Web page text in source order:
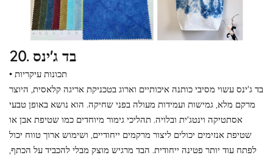
20. בד ג'ינס
• תכונות עיקריות
בד ג'ינס עשוי מסיבי כותנה איכותיים וארוג בטכניקת אריגה קלאסית, היוצר
מרקם מלא, גמישות ועמידות מעולה בפני שחיקה. הוא נושא באופן טבעי
אסתטיקה וינטג'ית ובלויה. תהליכי גימור מיוחדים כמו שטיפת אבן או
שטיפת אנזימים יכולים ליצור מרקמים ייחודיים, ושימוש ארוך טווח יכול
לפתח עוד יותר פטינה ייחודית. הבד מרגיש מוצק מבלי להכביד על הכתף,